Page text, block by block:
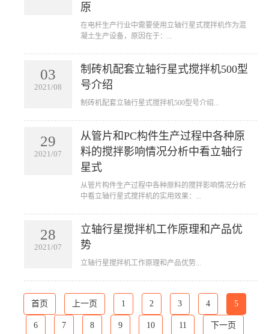
原
​在电杆生产行业中需要使用立轴行星式搅拌机作为混
凝土生产设备，原因在于：...
03
2021/08
制砖机配套立轴行星式搅拌机500型
号介绍
​制砖机配套立轴行星式搅拌机500型号介绍...
29
2021/07
从管片和PC构件生产过程中各种原
料的搅拌影响情况分析中看立轴行
星式
​从管片构件生产过程中各种原料的搅拌影响情况分析
中看立轴行星式搅拌机的实用效果：...
28
2021/07
立轴行星搅拌机工作原理和产品优
势
​立轴行星搅拌机工作原理和产品优势...
首页 上一页 1 2 3 4 5
6 7 8 9 10 11 下一页